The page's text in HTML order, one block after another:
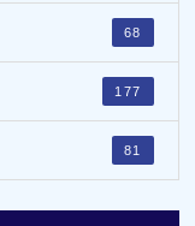
68
177
81